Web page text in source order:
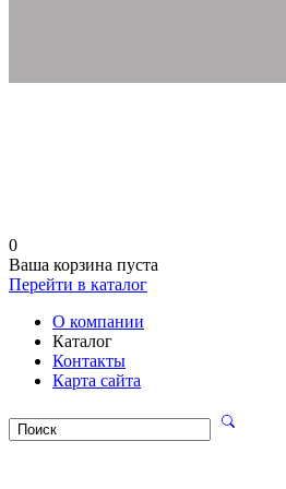
0
Ваша корзина пуста
Перейти в каталог
О компании
Каталог
Контакты
Карта сайта